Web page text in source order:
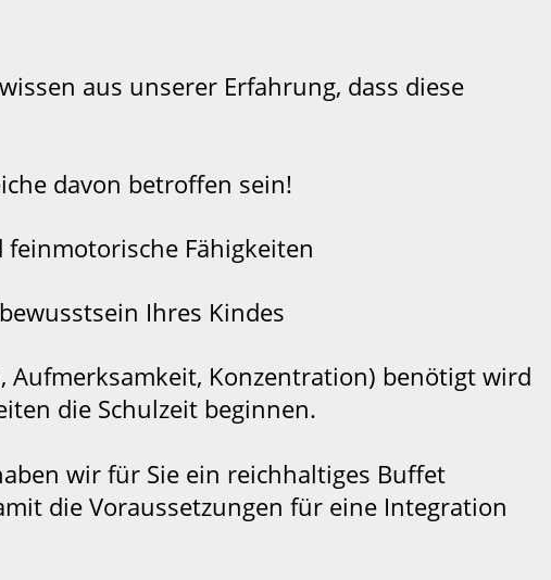
aus unserer Erfahrung, dass diese
davon betroffen sein!
Fähigkeiten
Ihres Kindes
Aufmerksamkeit, Konzentration) benötigt wird
die Schulzeit beginnen.
wir für Sie ein reichhaltiges Buffet
die Voraussetzungen für eine Integration